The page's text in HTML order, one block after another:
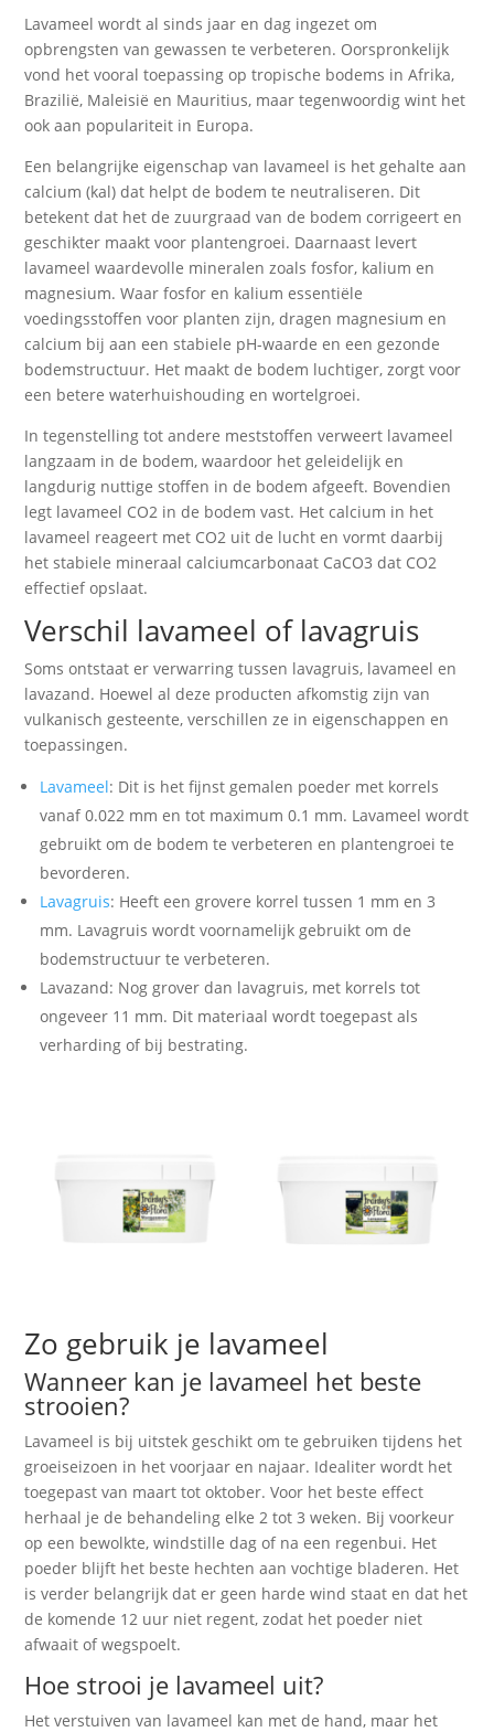
Lavameel wordt al sinds jaar en dag ingezet om
opbrengsten van gewassen te verbeteren. Oorspronkelijk
vond het vooral toepassing op tropische bodems in Afrika,
Brazilië, Maleisië en Mauritius, maar tegenwoordig wint het
ook aan populariteit in Europa.
Een belangrijke eigenschap van lavameel is het gehalte aan
calcium (kal) dat helpt de bodem te neutraliseren. Dit
betekent dat het de zuurgraad van de bodem corrigeert en
geschikter maakt voor plantengroei. Daarnaast levert
lavameel waardevolle mineralen zoals fosfor, kalium en
magnesium. Waar fosfor en kalium essentiële
voedingsstoffen voor planten zijn, dragen magnesium en
calcium bij aan een stabiele pH-waarde en een gezonde
bodemstructuur. Het maakt de bodem luchtiger, zorgt voor
een betere waterhuishouding en wortelgroei.
In tegenstelling tot andere meststoffen verweert lavameel
langzaam in de bodem, waardoor het geleidelijk en
langdurig nuttige stoffen in de bodem afgeeft. Bovendien
legt lavameel CO2 in de bodem vast. Het calcium in het
lavameel reageert met CO2 uit de lucht en vormt daarbij
het stabiele mineraal calciumcarbonaat CaCO3 dat CO2
effectief opslaat.
Verschil lavameel of lavagruis
Soms ontstaat er verwarring tussen lavagruis, lavameel en
lavazand. Hoewel al deze producten afkomstig zijn van
vulkanisch gesteente, verschillen ze in eigenschappen en
toepassingen.
Lavameel: Dit is het fijnst gemalen poeder met korrels
vanaf 0.022 mm en tot maximum 0.1 mm. Lavameel wordt
gebruikt om de bodem te verbeteren en plantengroei te
bevorderen.
Lavagruis: Heeft een grovere korrel tussen 1 mm en 3
mm. Lavagruis wordt voornamelijk gebruikt om de
bodemstructuur te verbeteren.
Lavazand: Nog grover dan lavagruis, met korrels tot
ongeveer 11 mm. Dit materiaal wordt toegepast als
verharding of bij bestrating.
Zo gebruik je lavameel
Wanneer kan je lavameel het beste
strooien?
Lavameel is bij uitstek geschikt om te gebruiken tijdens het
groeiseizoen in het voorjaar en najaar. Idealiter wordt het
toegepast van maart tot oktober. Voor het beste effect
herhaal je de behandeling elke 2 tot 3 weken. Bij voorkeur
op een bewolkte, windstille dag of na een regenbui. Het
poeder blijft het beste hechten aan vochtige bladeren. Het
is verder belangrijk dat er geen harde wind staat en dat het
de komende 12 uur niet regent, zodat het poeder niet
afwaait of wegspoelt.
Hoe strooi je lavameel uit?
Het verstuiven van lavameel kan met de hand, maar het